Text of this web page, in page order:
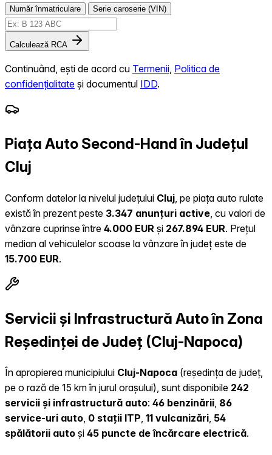
Număr înmatriculare Serie caroserie (VIN)
Calculează RCA
Continuând, ești de acord cu Termenii Politica de
confidențialitate și documentul IDD.
Piața Auto Second-Hand în Județul
Cluj
Conform datelor la nivelul județului Cluj , pe piața auto rulate
există în prezent peste 3.347 anunțuri active , cu valori de
vânzare cuprinse între 4.000 EUR și 267.894 EUR. Prețul
median al vehiculelor scoase la vânzare în județ este de
15.700 EUR.
Servicii și Infrastructură Auto în Zona
Reședinței de Județ (Cluj-Napoca)
În apropierea municipiului Cluj-Napoca (reședința de județ,
pe o rază de 15 km în jurul orașului), sunt disponibile 242
servicii și infrastructură auto: 46 benzinării, 86
service-uri auto, 0 stații ITP, 11 vulcanizări, 54
spălătorii auto și 45 puncte de încărcare electrică.